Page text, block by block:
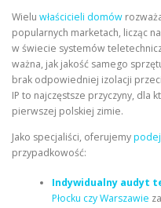
Wielu właścicieli domów
popularnych marketach, licząc
w świecie systemów
ważna, jak jakość samego
brak odpowiedniej izolacji
IP to najczęstsze przyczyny, dla
pierwszej polskiej zimie.
Jako specjaliści, oferujemy
przypadkowość:
Indywidualny audyt
Płocku czy Warszawie